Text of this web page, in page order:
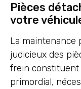
Pièces
votre
La maintenance
judicieux des
frein
primordial,